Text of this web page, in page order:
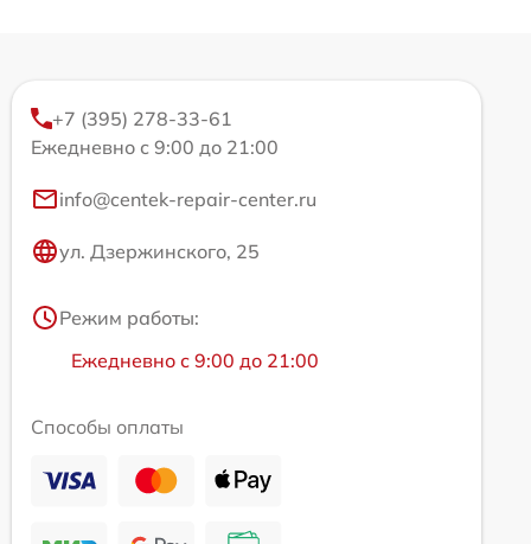
+7 (395) 278-33-61
Ежедневно с 9:00 до 21:00
info@centek-repair-center.ru
ул. Дзержинского, 25
Режим работы:
Ежедневно с 9:00 до 21:00
Способы оплаты